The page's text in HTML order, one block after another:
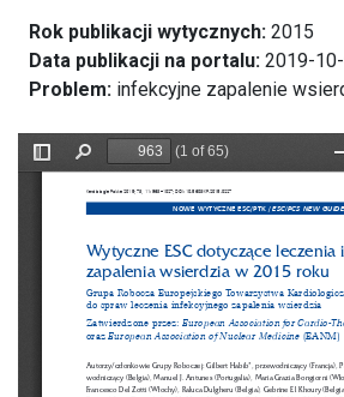
Rok publikacji wytycznych: 2015
Data publikacji na portalu: 2019-
Problem: infekcyjne zapalenie